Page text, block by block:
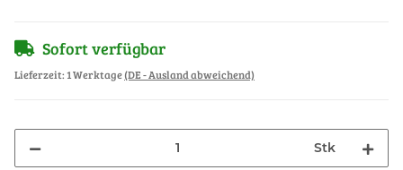
Sofort verfügbar
Lieferzeit:1 Werktage(DE - Ausland abweichend)
Stk